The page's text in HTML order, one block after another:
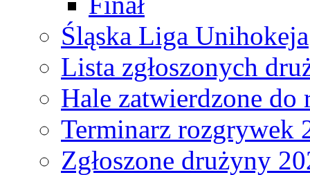
Śląska Liga Unihokeja
Lista zgłoszonych
Hale zatwierdzone do
Terminarz rozgrywek
Zgłoszone drużyny